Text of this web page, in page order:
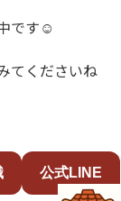
です☺️
てくださいね
公式LINE